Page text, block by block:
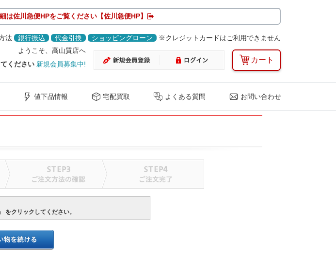
佐川急便HPをご覧ください【佐川急便HP】
法 銀行振込 代金引換 ショッピングローン ※クレジットカードはご利用できません
ようこそ、高山質店へ
ください 新規会員募集中! カート
値下品情報 宅配買取 よくある質問 お問い合わせ
をクリックしてください。